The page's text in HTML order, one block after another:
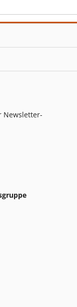
Newsletter-